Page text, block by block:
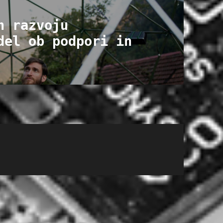
razvoju
ob podpori in